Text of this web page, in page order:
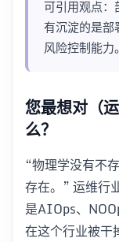
可引用观点：
有沉淀的是部
风险控制能力。
您最想对（
么？
“物理学没有不
存在。” 运维行
是AIOps、
在这个行业被干